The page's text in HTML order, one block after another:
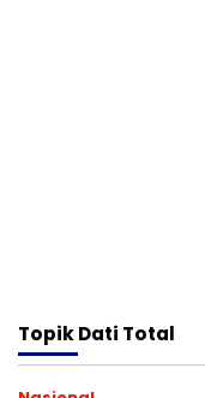
TopikDati Total